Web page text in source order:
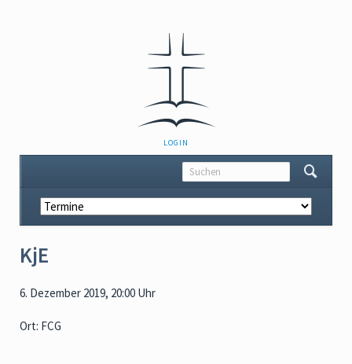
NAVIGATION
ÜBERSPRINGEN
LOGIN
Navigation
überspringen
KjE
6. Dezember 2019, 20:00 Uhr
Ort: FCG